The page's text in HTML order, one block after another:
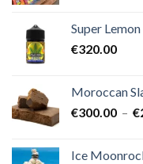
Super
€320.00
Moroccan
€300.00 – €
Ice